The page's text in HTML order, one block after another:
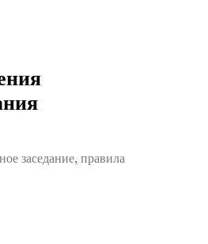
заседание, правила